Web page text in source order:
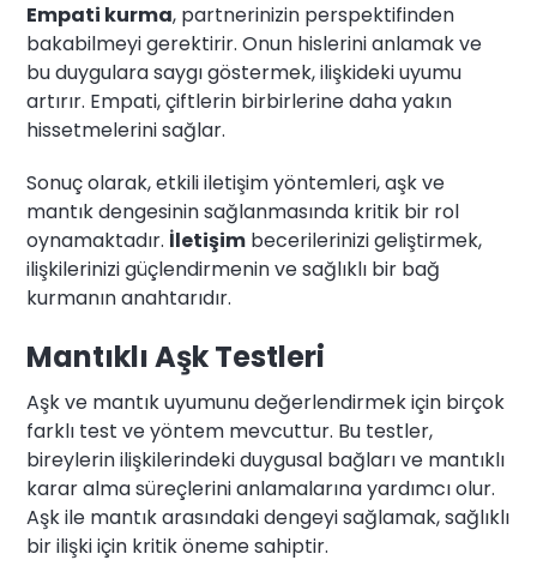
Empati kurma, partnerinizin perspektifinden
bakabilmeyi gerektirir. Onun hislerini anlamak ve
bu duygulara saygı göstermek, ilişkideki uyumu
artırır. Empati, çiftlerin birbirlerine daha yakın
hissetmelerini sağlar.
Sonuç olarak, etkili iletişim yöntemleri, aşk ve
mantık dengesinin sağlanmasında kritik bir rol
oynamaktadır. İletişim becerilerinizi geliştirmek,
ilişkilerinizi güçlendirmenin ve sağlıklı bir bağ
kurmanın anahtarıdır.
Mantıklı Aşk Testleri
Aşk ve mantık uyumunu değerlendirmek için birçok
farklı test ve yöntem mevcuttur. Bu testler,
bireylerin ilişkilerindeki duygusal bağları ve mantıklı
karar alma süreçlerini anlamalarına yardımcı olur.
Aşk ile mantık arasındaki dengeyi sağlamak, sağlıklı
bir ilişki için kritik öneme sahiptir.